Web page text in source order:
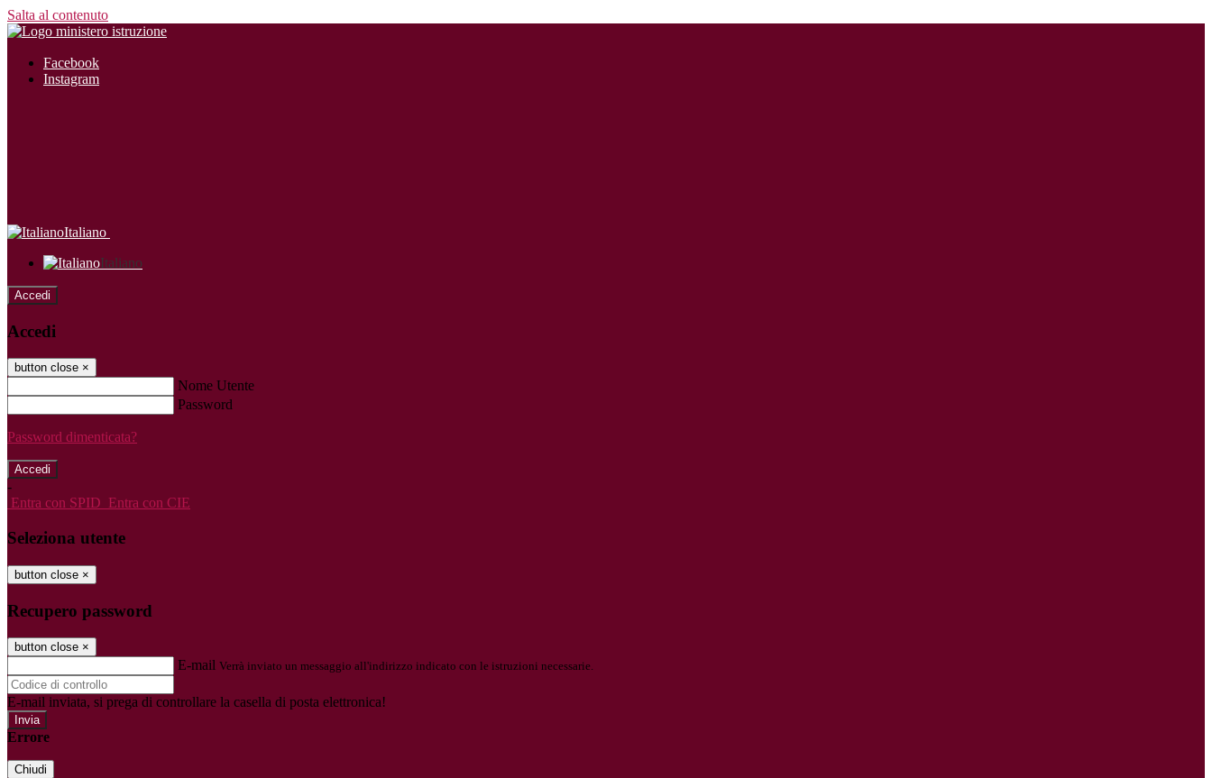
Salta al contenuto
Facebook
Instagram
Italiano
Italiano
Accedi
Accedi
button close ×
Nome Utente
Password
Password dimenticata?
-
Entra con SPID Entra con CIE
Seleziona utente
button close ×
Recupero password
button close ×
E-mail Verrà inviato un messaggio all'indirizzo indicato con le istruzioni necessarie.
E-mail inviata, si prega di controllare la casella di posta elettronica!
Errore
Chiudi